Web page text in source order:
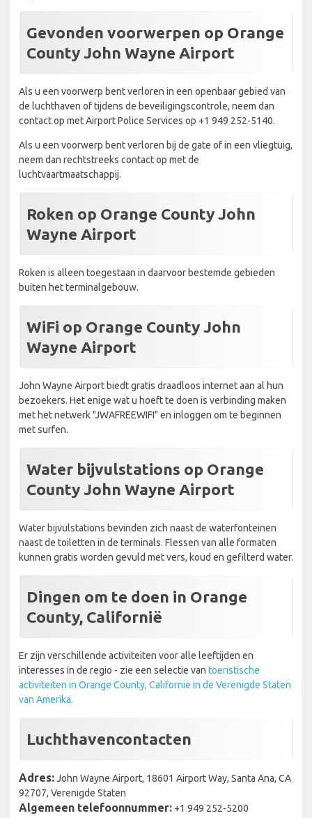
Gevonden voorwerpen op Orange
County John Wayne Airport
Als u een voorwerp bent verloren in een openbaar gebied van
de luchthaven of tijdens de beveiligingscontrole, neem dan
contact op met Airport Police Services op +1 949 252-5140.
Als u een voorwerp bent verloren bij de gate of in een vliegtuig,
neem dan rechtstreeks contact op met de
luchtvaartmaatschappij.
Roken op Orange County John
Wayne Airport
Roken is alleen toegestaan in daarvoor bestemde gebieden
buiten het terminalgebouw.
WiFi op Orange County John
Wayne Airport
John Wayne Airport biedt gratis draadloos internet aan al hun
bezoekers. Het enige wat u hoeft te doen is verbinding maken
met het netwerk "JWAFREEWIFI" en inloggen om te beginnen
met surfen.
Water bijvulstations op Orange
County John Wayne Airport
Water bijvulstations bevinden zich naast de waterfonteinen
naast de toiletten in de terminals. Flessen van alle formaten
kunnen gratis worden gevuld met vers, koud en gefilterd water.
Dingen om te doen in Orange
County, Californië
Er zijn verschillende activiteiten voor alle leeftijden en
interesses in de regio - zie een selectie van toeristische
activiteiten in Orange County, Californië in de Verenigde Staten
van Amerika.
Luchthavencontacten
Adres:John Wayne Airport, 18601 Airport Way, Santa Ana, CA
92707, Verenigde Staten
Algemeen telefoonnummer: +1 949 252-5200